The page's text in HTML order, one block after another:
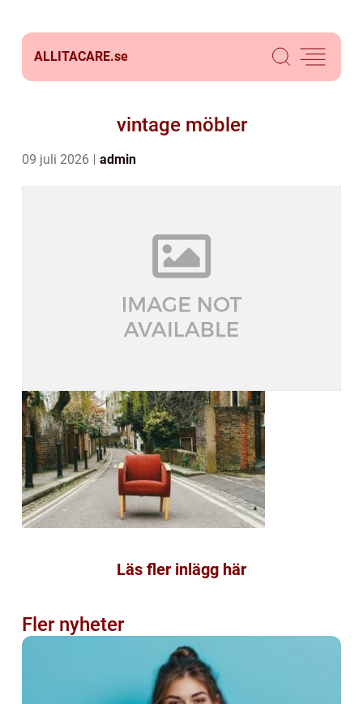
ALLITACARE.se
vintage möbler
09 juli 2026 admin
Läs fler inlägg här
Fler nyheter